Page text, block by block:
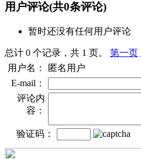
用户评论(共0条评论)
暂时还没有任何用户评论
总计 0 个记录，共 1 页。 第一页
用户名：
匿名用户
E-mail：
评论内
容：
验证码：